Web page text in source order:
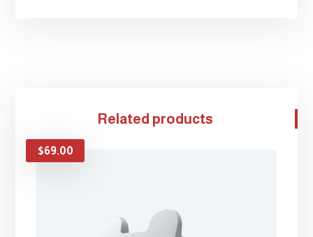
Related products
$69.00